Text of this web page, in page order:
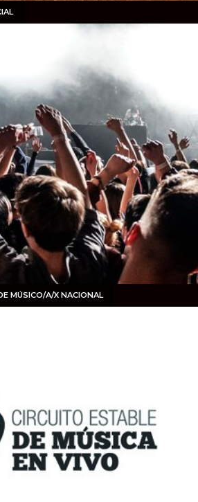
MÚSICO/A/X NACIONAL